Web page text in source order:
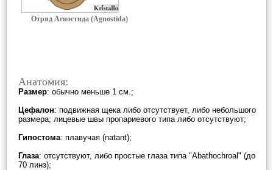
Отряд Агностида (Agnostida)
Анатомия:
Размер: обычно меньше 1 см.;
Цефалон: подвижная щека либо отсутствует, либо небольшого
размера; лицевые швы пропариевого типа либо отсутствуют;
Гипостома: плавучая (natant);
Глаза: отсутствуют, либо простые глаза типа "Abathochroal" (до
70 линз);